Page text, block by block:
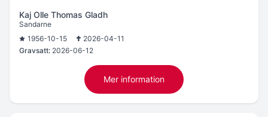
Kaj Olle Thomas Gladh
Sandarne
1956-10-15
2026-04-11
Gravsatt: 2026-06-12
Mer information